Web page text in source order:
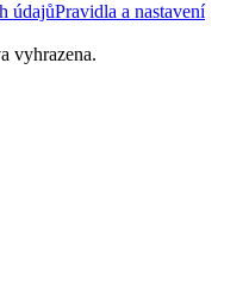
údajůPravidla a nastavení
vyhrazena.